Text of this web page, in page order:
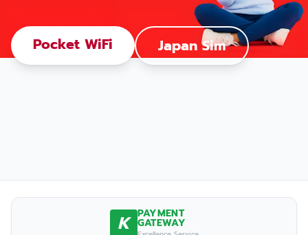
Pocket WiFi Japan Sim
K PAYMENT
GATEWAY